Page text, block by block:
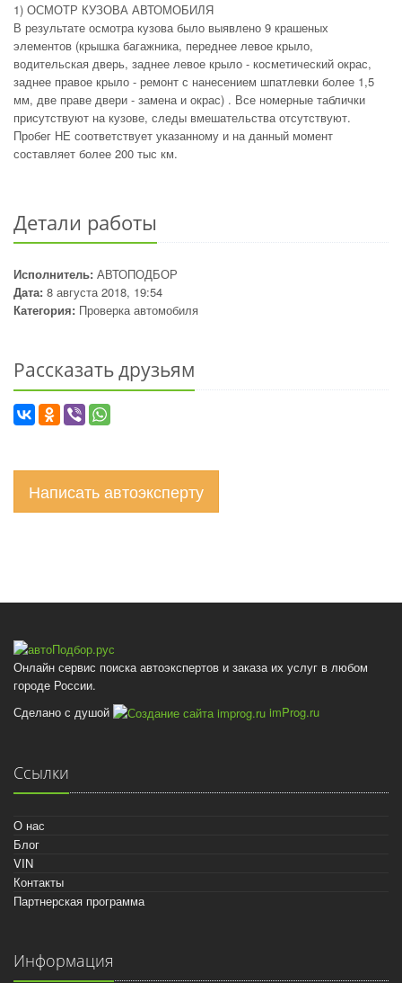
1) ОСМОТР КУЗОВА АВТОМОБИЛЯ
В результате осмотра кузова было выявлено 9 крашеных
элементов (крышка багажника, переднее левое крыло,
водительская дверь, заднее левое крыло - косметический окрас,
заднее правое крыло - ремонт с нанесением шпатлевки более 1,5
мм, две праве двери - замена и окрас) . Все номерные таблички
присутствуют на кузове, следы вмешательства отсутствуют.
Пробег НЕ соответствует указанному и на данный момент
составляет более 200 тыс км.
Детали работы
Исполнитель: АВТОПОДБОР
Дата: 8 августа 2018, 19:54
Категория: Проверка автомобиля
Рассказать друзьям
Написать автоэксперту
Онлайн сервис поиска автоэкспертов и заказа их услуг в любом
городе России.
Сделано с душой
imProg.ru
Ссылки
О нас
Блог
VIN
Контакты
Партнерская программа
Информация